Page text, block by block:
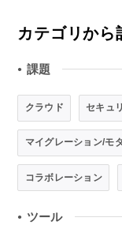
カテゴリから
● 課題
クラウド セキュ
マイグレーション/モ
コラボレーション
● ツール